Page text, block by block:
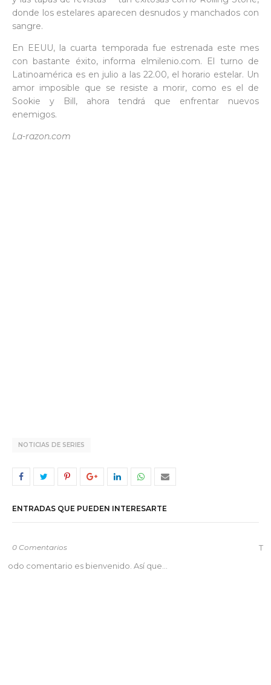
donde los estelares aparecen desnudos y manchados con
sangre.
En EEUU, la cuarta temporada fue estrenada este mes
con bastante éxito, informa elmilenio.com. El turno de
Latinoamérica es en julio a las 22.00, el horario estelar. Un
amor imposible que se resiste a morir, como es el de
Sookie y Bill, ahora tendrá que enfrentar nuevos
enemigos.
La-razon.com
NOTICIAS DE SERIES
ENTRADAS QUE PUEDEN INTERESARTE
0 Comentarios
T
odo comentario es bienvenido. Así que...